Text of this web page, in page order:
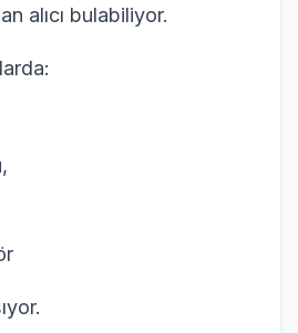
alıcı bulabiliyor.